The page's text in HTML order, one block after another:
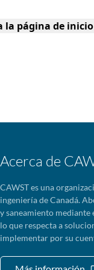
la página de inicio
Acerca de
CAWST es una
ingeniería de Canadá.
y saneamiento
lo que respecta a
implementar por su